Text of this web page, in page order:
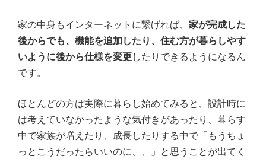
家の中身もインターネットに繋げれば、 家が完成した
後からでも、機能を追加したり、 住む方が暮らしやす
いように後から仕様を変更したりできるようになるん
です。
ほとんどの方は実際に暮らし始めてみると、設計時に
は考えていなかったような気付きがあったり、暮らす
中で家族が増えたり、成長したりする中で「もうちょ
っとこうだったらいいのに、、」と思うことが出てく